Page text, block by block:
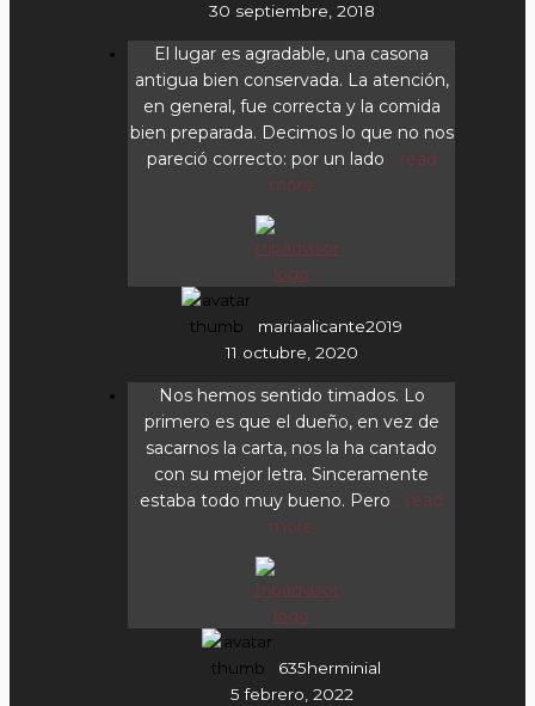
30 septiembre, 2018
El lugar es agradable, una casona
antigua bien conservada. La atención,
en general, fue correcta y la comida
bien preparada. Decimos lo que no nos
pareció correcto: por un lado... read
more
mariaalicante2019
11 octubre, 2020
Nos hemos sentido timados. Lo
primero es que el dueño, en vez de
sacarnos la carta, nos la ha cantado
con su mejor letra. Sinceramente
estaba todo muy bueno. Pero... read
more
635herminial
5 febrero, 2022